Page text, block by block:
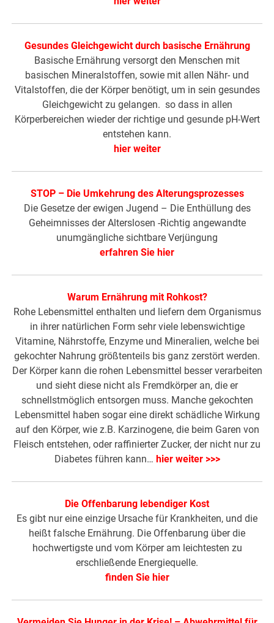
Gesundes Gleichgewicht durch basische Ernährung
Basische Ernährung versorgt den Menschen mit
basischen Mineralstoffen, sowie mit allen Nähr- und
Vitalstoffen, die der Körper benötigt, um in sein gesundes
Gleichgewicht zu gelangen. so dass in allen
Körperbereichen wieder der richtige und gesunde pH-Wert
entstehen kann.
hier weiter
STOP – Die Umkehrung des Alterungsprozesses
Die Gesetze der ewigen Jugend – Die Enthüllung des
Geheimnisses der Alterslosen -Richtig angewandte
unumgängliche sichtbare Verjüngung
erfahren Sie hier
Warum Ernährung mit Rohkost?
Rohe Lebensmittel enthalten und liefern dem Organismus
in ihrer natürlichen Form sehr viele lebenswichtige
Vitamine, Nährstoffe, Enzyme und Mineralien, welche bei
gekochter Nahrung größtenteils bis ganz zerstört werden.
Der Körper kann die rohen Lebensmittel besser verarbeiten
und sieht diese nicht als Fremdkörper an, die er
schnellstmöglich entsorgen muss. Manche gekochten
Lebensmittel haben sogar eine direkt schädliche Wirkung
auf den Körper, wie z.B. Karzinogene, die beim Garen von
Fleisch entstehen, oder raffinierter Zucker, der nicht nur zu
Diabetes führen kann… hier weiter >>>
Die Offenbarung lebendiger Kost
Es gibt nur eine einzige Ursache für Krankheiten, und die
heißt falsche Ernährung. Die Offenbarung über die
hochwertigste und vom Körper am leichtesten zu
erschließende Energiequelle.
finden Sie hier